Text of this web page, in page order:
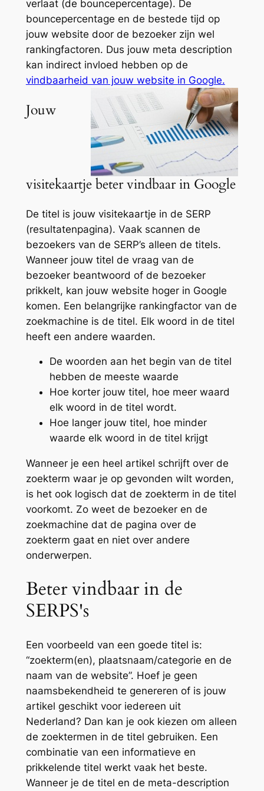
verlaat (de bouncepercentage). De
bouncepercentage en de bestede tijd op
jouw website door de bezoeker zijn wel
rankingfactoren. Dus jouw meta description
kan indirect invloed hebben op de
vindbaarheid van jouw website in Google.
Jouw
visitekaartje beter vindbaar in Google
De titel is jouw visitekaartje in de SERP
(resultatenpagina). Vaak scannen de
bezoekers van de SERP’s alleen de titels.
Wanneer jouw titel de vraag van de
bezoeker beantwoord of de bezoeker
prikkelt, kan jouw website hoger in Google
komen. Een belangrijke rankingfactor van de
zoekmachine is de titel. Elk woord in de titel
heeft een andere waarden.
De woorden aan het begin van de titel
hebben de meeste waarde
Hoe korter jouw titel, hoe meer waard
elk woord in de titel wordt.
Hoe langer jouw titel, hoe minder
waarde elk woord in de titel krijgt
Wanneer je een heel artikel schrijft over de
zoekterm waar je op gevonden wilt worden,
is het ook logisch dat de zoekterm in de titel
voorkomt. Zo weet de bezoeker en de
zoekmachine dat de pagina over de
zoekterm gaat en niet over andere
onderwerpen.
Beter vindbaar in de
SERPS's
Een voorbeeld van een goede titel is:
“zoekterm(en), plaatsnaam/categorie en de
naam van de website”. Hoef je geen
naamsbekendheid te genereren of is jouw
artikel geschikt voor iedereen uit
Nederland? Dan kan je ook kiezen om alleen
de zoektermen in de titel gebruiken. Een
combinatie van een informatieve en
prikkelende titel werkt vaak het beste.
Wanneer je de titel en de meta-description